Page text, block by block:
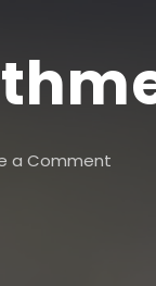
a Comment